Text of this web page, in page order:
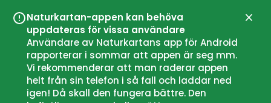
Naturkartan-appen kan behöva
uppdateras för vissa användare
Användare av Naturkartans app för Android
rapporterar i sommar att appen är seg mm.
Vi rekommenderar att man raderar appen
helt från sin telefon i så fall och laddar ned
igen! Då skall den fungera bättre. Den
Sulje